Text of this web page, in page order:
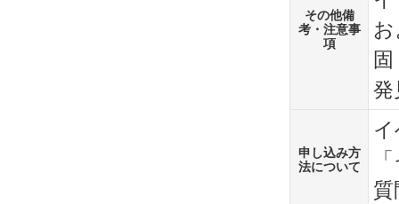
その他備
考・注意事
項
発
申し込み方
法について